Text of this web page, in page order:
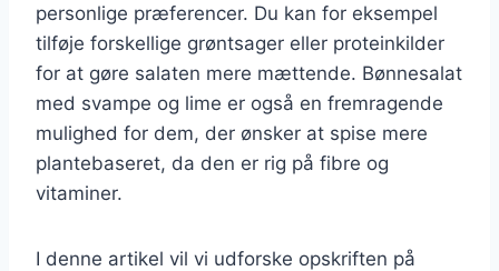
personlige præferencer. Du kan for eksempel
tilføje forskellige grøntsager eller proteinkilder
for at gøre salaten mere mættende. Bønnesalat
med svampe og lime er også en fremragende
mulighed for dem, der ønsker at spise mere
plantebaseret, da den er rig på fibre og
vitaminer.
I denne artikel vil vi udforske opskriften på